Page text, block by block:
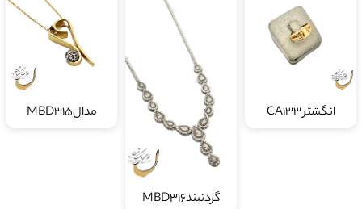
انگشتر CA133
گردنبندMBD316
مدالMBD315